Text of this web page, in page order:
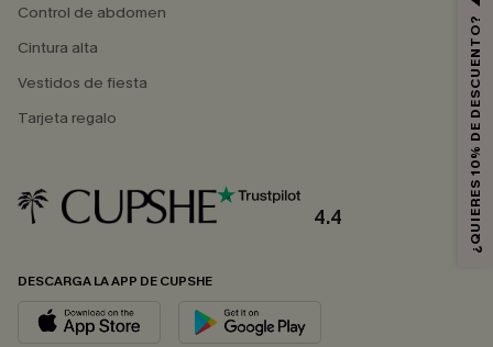
Control de abdomen
Cintura alta
Vestidos de fiesta
Tarjeta regalo
4.4
DESCARGA LA APP DE CUPSHE
¿QUIERES 10% DE DESCUENTO?